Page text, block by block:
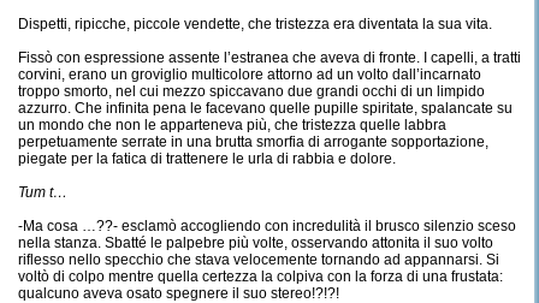
Dispetti, ripicche, piccole vendette, che tristezza era diventata la sua vita.
Fissò con espressione assente l’estranea che aveva di fronte. I capelli, a tratti
corvini, erano un groviglio multicolore attorno ad un volto dall’incarnato
troppo smorto, nel cui mezzo spiccavano due grandi occhi di un limpido
azzurro. Che infinita pena le facevano quelle pupille spiritate, spalancate su
un mondo che non le apparteneva più, che tristezza quelle labbra
perpetuamente serrate in una brutta smorfia di arrogante sopportazione,
piegate per la fatica di trattenere le urla di rabbia e dolore.
Tum t…
-Ma cosa …??- esclamò accogliendo con incredulità il brusco silenzio sceso
nella stanza. Sbatté le palpebre più volte, osservando attonita il suo volto
riflesso nello specchio che stava velocemente tornando ad appannarsi. Si
voltò di colpo mentre quella certezza la colpiva con la forza di una frustata:
qualcuno aveva osato spegnere il suo stereo!?!?!